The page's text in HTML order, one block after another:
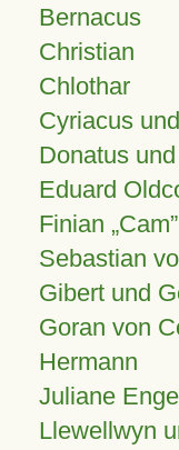
Bernacus
Christian
Chlothar
Cyriacus
Donatus
Eduard
Finian Cam
Sebastian
Gibert und
Goran von
Hermann
Juliane
Llewellwyn